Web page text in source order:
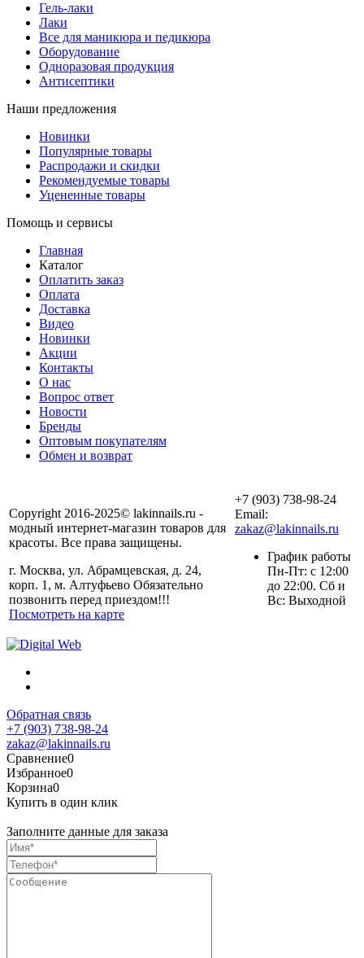
Гель-лаки
Лаки
Все для маникюра и педикюра
Оборудование
Одноразовая продукция
Антисептики
Наши предложения
Новинки
Популярные товары
Распродажи и скидки
Рекомендуемые товары
Уцененные товары
Помощь и сервисы
Главная
Каталог
Оплатить заказ
Оплата
Доставка
Видео
Новинки
Акции
Контакты
О нас
Вопрос ответ
Новости
Бренды
Оптовым покупателям
Обмен и возврат
Copyright 2016-2025© lakinnails.ru -
модный интернет-магазин товаров для
красоты. Все права защищены.
г. Москва, ул. Абрамцевская, д. 24,
корп. 1, м. Алтуфьево Обязательно
позвонить перед приездом!!!
Посмотреть на карте
+7 (903) 738-98-24
Email:
zakaz@lakinnails.ru
График работы
Пн-Пт: с 12:00
до 22:00. Сб и
Вс: Выходной
Обратная связь
+7 (903) 738-98-24
zakaz@lakinnails.ru
Сравнение0
Избранное0
Корзина0
Купить в один клик
Заполните данные для заказа